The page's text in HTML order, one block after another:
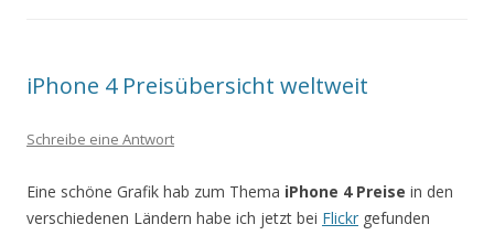
iPhone 4 Preisübersicht weltweit
Schreibe eine Antwort
Eine schöne Grafik hab zum Thema iPhone 4 Preise in den
verschiedenen Ländern habe ich jetzt bei Flickr gefunden